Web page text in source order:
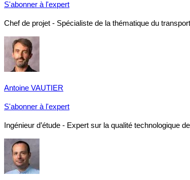
S'abonner à l'expert
Chef de projet - Spécialiste de la thématique du
Antoine VAUTIER
S'abonner à l'expert
Ingénieur d’étude - Expert sur la qualité technologique